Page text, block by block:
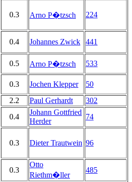
0.3 Arno P�tzsch 224
0.4 Johannes Zwick 441
0.5 Arno P�tzsch
533
0.3 Jochen Klepper
50
2.2 Paul Gerhardt
302
0.4
Johann Gottfried
Herder
74
0.3 Dieter Trautwein 96
0.3
Otto
Riethm�ller
485